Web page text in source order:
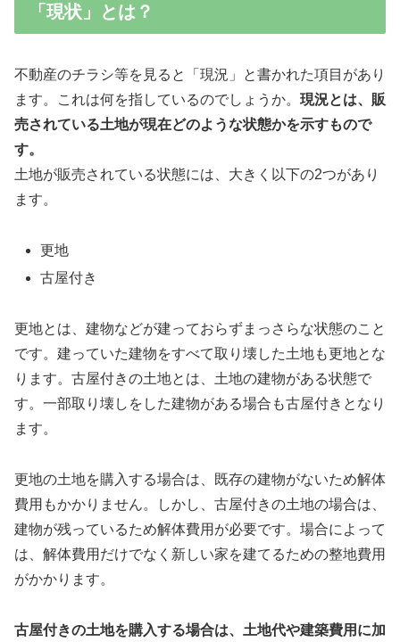
「現状」とは？
不動産のチラシ等を見ると「現況」と書かれた項目があり
ます。これは何を指しているのでしょうか。 現況とは、販
売されている土地が現在どのような状態かを示すもので
す。
土地が販売されている状態には、大きく以下の2つがあり
ます。
更地
古屋付き
更地とは、建物などが建っておらずまっさらな状態のこと
です。建っていた建物をすべて取り壊した土地も更地とな
ります。古屋付きの土地とは、土地の建物がある状態で
す。一部取り壊しをした建物がある場合も古屋付きとなり
ます。
更地の土地を購入する場合は、既存の建物がないため解体
費用もかかりません。しかし、古屋付きの土地の場合は、
建物が残っているため解体費用が必要です。場合によって
は、解体費用だけでなく新しい家を建てるための整地費用
がかかります。
古屋付きの土地を購入する場合は、土地代や建築費用に加